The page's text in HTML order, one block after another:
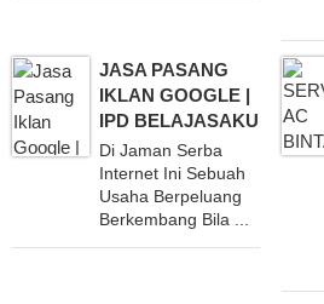
JASA PASANG
IKLAN GOOGLE |
IPD BELAJASAKU
Di Jaman Serba
Internet Ini Sebuah
Usaha Berpeluang
Berkembang Bila ...